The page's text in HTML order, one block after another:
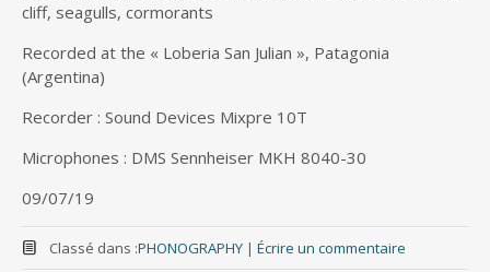
cliff, seagulls, cormorants
Recorded at the « Loberia San Julian », Patagonia
(Argentina)
Recorder : Sound Devices Mixpre 10T
Microphones : DMS Sennheiser MKH 8040-30
09/07/19
Classé dans :PHONOGRAPHY | Écrire un commentaire